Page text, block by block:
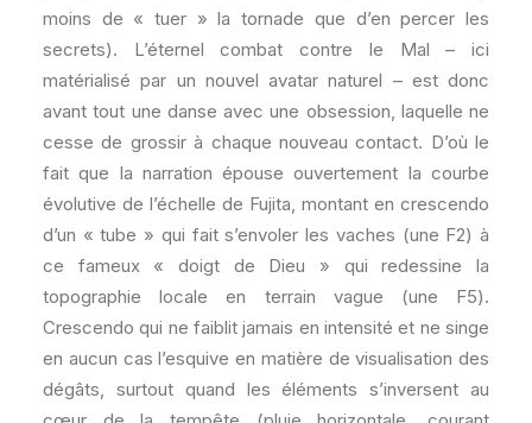
moins de « tuer » la tornade que d’en percer les
secrets). L’éternel combat contre le Mal – ici
matérialisé par un nouvel avatar naturel – est donc
avant tout une danse avec une obsession, laquelle ne
cesse de grossir à chaque nouveau contact. D’où le
fait que la narration épouse ouvertement la courbe
évolutive de l’échelle de Fujita, montant en crescendo
d’un « tube » qui fait s’envoler les vaches (une F2) à
ce fameux « doigt de Dieu » qui redessine la
topographie locale en terrain vague (une F5).
Crescendo qui ne faiblit jamais en intensité et ne singe
en aucun cas l’esquive en matière de visualisation des
dégâts, surtout quand les éléments s’inversent au